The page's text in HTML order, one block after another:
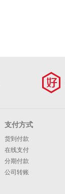
支付方式
货到付款
在线支付
分期付款
公司转账